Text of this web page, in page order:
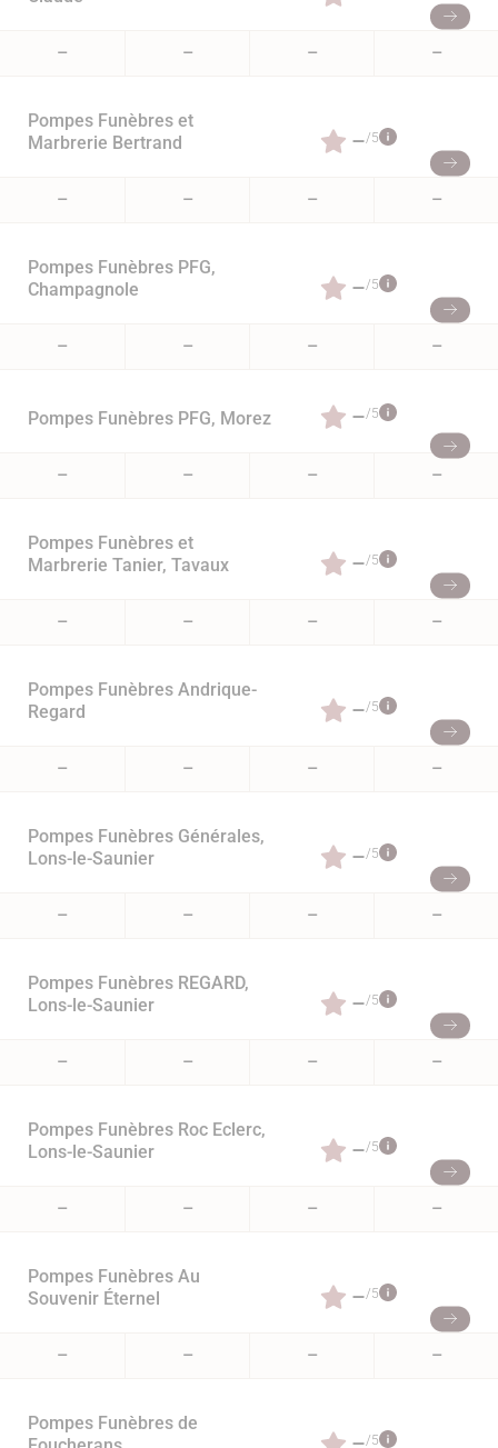
– – – –
Pompes Funèbres et
Marbrerie Bertrand
–/5
– – – –
Pompes Funèbres PFG,
Champagnole
–/5
– – – –
Pompes Funèbres PFG, Morez –/5
– – – –
Pompes Funèbres et
Marbrerie Tanier, Tavaux
–/5
– – – –
Pompes Funèbres Andrique-
Regard
–/5
– – – –
Pompes Funèbres Générales,
Lons-le-Saunier
–/5
– – – –
Pompes Funèbres REGARD,
Lons-le-Saunier
–/5
– – – –
Pompes Funèbres Roc Eclerc,
Lons-le-Saunier
–/5
– – – –
Pompes Funèbres Au
Souvenir Éternel
–/5
– – – –
Pompes Funèbres de
/5